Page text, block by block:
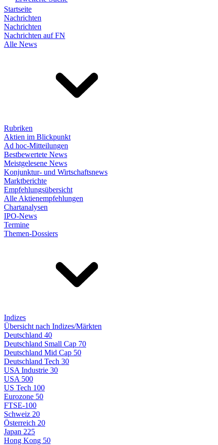
Startseite
Nachrichten
Nachrichten
Nachrichten auf FN
Alle News
Rubriken
Aktien im Blickpunkt
Ad hoc-Mitteilungen
Bestbewertete News
Meistgelesene News
Konjunktur- und Wirtschaftsnews
Marktberichte
Empfehlungsübersicht
Alle Aktienempfehlungen
Chartanalysen
IPO-News
Termine
Themen-Dossiers
Indizes
Übersicht nach Indizes/Märkten
Deutschland 40
Deutschland Small Cap 70
Deutschland Mid Cap 50
Deutschland Tech 30
USA Industrie 30
USA 500
US Tech 100
Eurozone 50
FTSE-100
Schweiz 20
Österreich 20
Japan 225
Hong Kong 50